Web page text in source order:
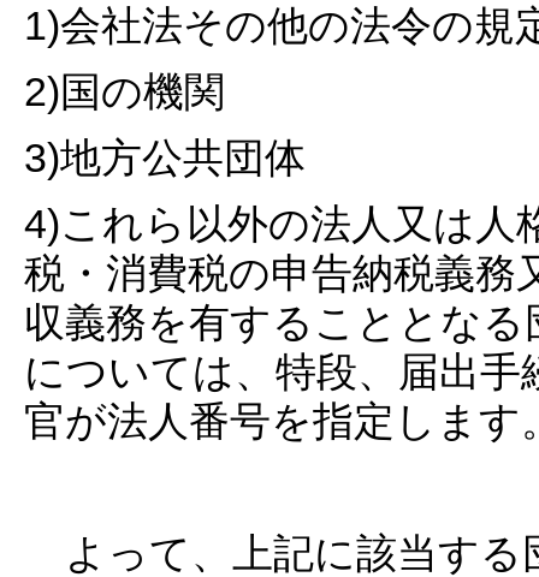
1)会社法その他の法令の規
2)国の機関
3)地方公共団体
4)これら以外の法人又は人
税・消費税の申告納税義務
収義務を有することとな
については、特段、届出
官が法人番号を指定します
よって、上記に該当する